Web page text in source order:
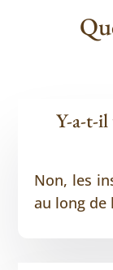
Y-a-t-
Non, les
au long de